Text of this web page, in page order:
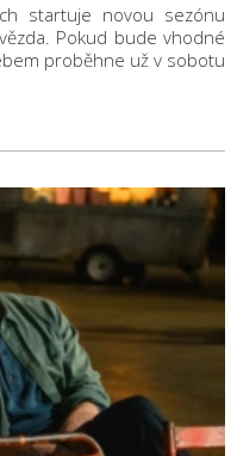
startuje novou sezónu
Pokud bude vhodné
proběhne už v sobotu